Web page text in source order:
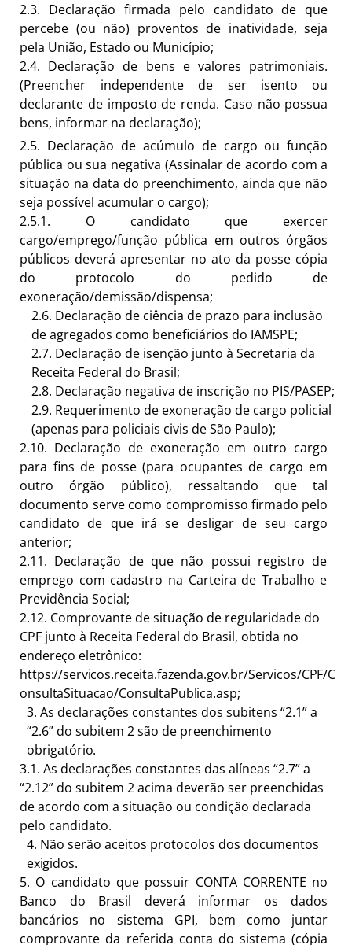
2.3. Declaração firmada pelo candidato de que
percebe (ou não) proventos de inatividade, seja
pela União, Estado ou Município;
2.4. Declaração de bens e valores patrimoniais.
(Preencher independente de ser isento ou
declarante de imposto de renda. Caso não possua
bens, informar na declaração);
2.5. Declaração de acúmulo de cargo ou função
pública ou sua negativa (Assinalar de acordo com a
situação na data do preenchimento, ainda que não
seja possível acumular o cargo);
2.5.1. O candidato que exercer
cargo/emprego/função pública em outros órgãos
públicos deverá apresentar no ato da posse cópia
do protocolo do pedido de
exoneração/demissão/dispensa;
2.6. Declaração de ciência de prazo para inclusão
de agregados como beneficiários do IAMSPE;
2.7. Declaração de isenção junto à Secretaria da
Receita Federal do Brasil;
2.8. Declaração negativa de inscrição no PIS/PASEP;
2.9. Requerimento de exoneração de cargo policial
(apenas para policiais civis de São Paulo);
2.10. Declaração de exoneração em outro cargo
para fins de posse (para ocupantes de cargo em
outro órgão público), ressaltando que tal
documento serve como compromisso firmado pelo
candidato de que irá se desligar de seu cargo
anterior;
2.11. Declaração de que não possui registro de
emprego com cadastro na Carteira de Trabalho e
Previdência Social;
2.12. Comprovante de situação de regularidade do
CPF junto à Receita Federal do Brasil, obtida no
endereço eletrônico:
https://servicos.receita.fazenda.gov.br/Servicos/CPF/C
onsultaSituacao/ConsultaPublica.asp;
3. As declarações constantes dos subitens “2.1” a
“2.6” do subitem 2 são de preenchimento
obrigatório.
3.1. As declarações constantes das alíneas “2.7” a
“2.12” do subitem 2 acima deverão ser preenchidas
de acordo com a situação ou condição declarada
pelo candidato.
4. Não serão aceitos protocolos dos documentos
exigidos.
5. O candidato que possuir CONTA CORRENTE no
Banco do Brasil deverá informar os dados
bancários no sistema GPI, bem como juntar
comprovante da referida conta do sistema (cópia